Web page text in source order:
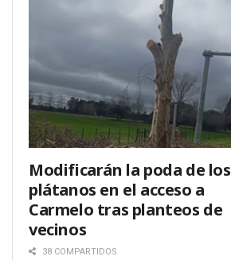
Modificarán la poda de los
plátanos en el acceso a
Carmelo tras planteos de
vecinos
38 COMPARTIDOS